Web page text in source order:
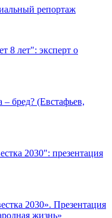
репортаж
8 лет": эксперт о
бред? (Евстафьев,
2030": презентация
2030». Презентация
жизнь»